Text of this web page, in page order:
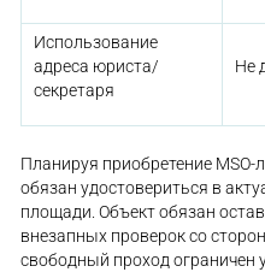
Использование
адреса юриста/
секретаря
Не
Планируя приобретение MSO-
обязан удостовериться в
площади. Объект обязан
внезапных проверок со
свободный проход ограничен